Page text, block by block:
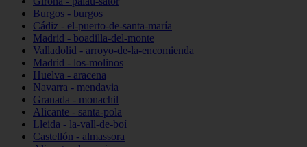
Burgos - burgos
Cádiz - el-puerto-de-santa-maría
Madrid - boadilla-del-monte
Valladolid - arroyo-de-la-encomienda
Madrid - los-molinos
Huelva - aracena
Navarra - mendavia
Granada - monachil
Alicante - santa-pola
Lleida - la-vall-de-boí
Castellón - almassora